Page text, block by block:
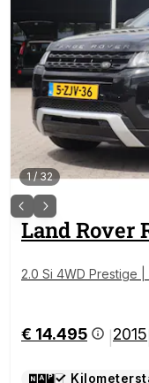
1/32
Land Rover
2.0 Si 4WD Prestige
€ 14.495 2015